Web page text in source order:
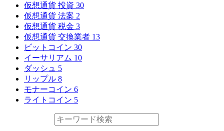
仮想通貨 投資 30
仮想通貨 法案 2
仮想通貨 税金 3
仮想通貨 交換業者 13
ビットコイン 30
イーサリアム 10
ダッシュ 5
リップル 8
モナーコイン 6
ライトコイン 5